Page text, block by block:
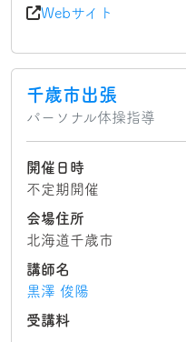
Webサイト
千歳市出張
パーソナル体操指導
開催日時
不定期開催
会場住所
北海道千歳市
講師名
黒澤 俊陽
受講料